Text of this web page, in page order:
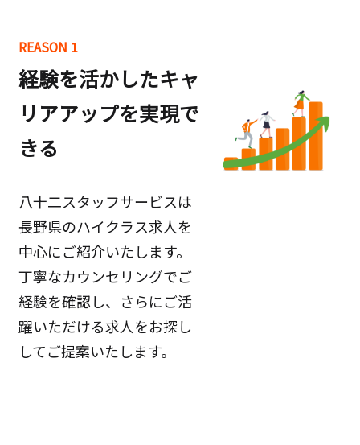
REASON 1
経験を活かしたキャ
リアアップを実現で
きる
八十二スタッフサービスは
長野県のハイクラス求人を
中心にご紹介いたします。
丁寧なカウンセリングでご
経験を確認し、さらにご活
躍いただける求人をお探し
してご提案いたします。